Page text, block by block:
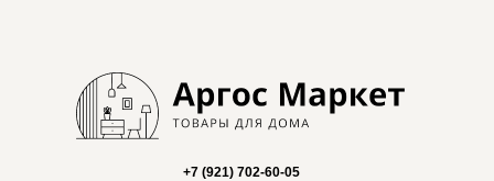
+7 (921) 702-60-05